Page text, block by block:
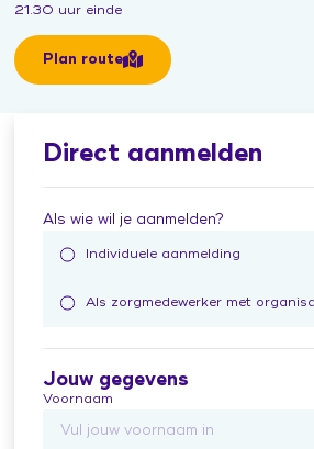
21.30 uur einde
Plan route
Direct aanmelden
Als wie wil je aanmelden?
Individuele aanmelding
Als zorgmedewerker met
Jouw gegevens
Voornaam